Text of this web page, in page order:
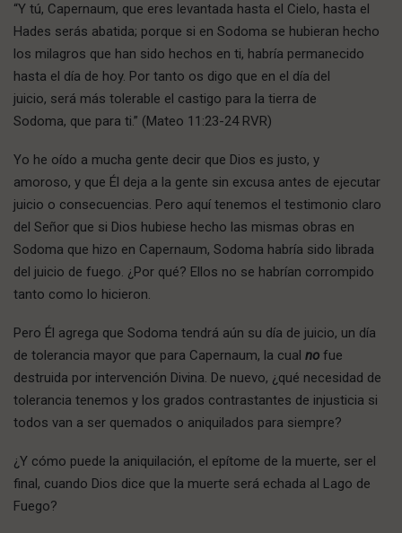
“Y tú, Capernaum, que eres levantada hasta el Cielo, hasta el
Hades serás abatida; porque si en Sodoma se hubieran hecho
los milagros que han sido hechos en ti, habría permanecido
hasta el día de hoy. Por tanto os digo que en el día del
juicio, será más tolerable el castigo para la tierra de
Sodoma, que para ti.” (Mateo 11:23-24 RVR)
Yo he oído a mucha gente decir que Dios es justo, y
amoroso, y que Él deja a la gente sin excusa antes de ejecutar
juicio o consecuencias. Pero aquí tenemos el testimonio claro
del Señor que si Dios hubiese hecho las mismas obras en
Sodoma que hizo en Capernaum, Sodoma habría sido librada
del juicio de fuego. ¿Por qué? Ellos no se habrían corrompido
tanto como lo hicieron.
Pero Él agrega que Sodoma tendrá aún su día de juicio, un día
de tolerancia mayor que para Capernaum, la cual no fue
destruida por intervención Divina. De nuevo, ¿qué necesidad de
tolerancia tenemos y los grados contrastantes de injusticia si
todos van a ser quemados o aniquilados para siempre?
¿Y cómo puede la aniquilación, el epítome de la muerte, ser el
final, cuando Dios dice que la muerte será echada al Lago de
Fuego?